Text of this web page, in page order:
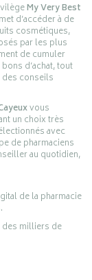
My Very Best
d’accéder à de
cosmétiques,
par les plus
de cumuler
d’achat, tout
des conseils
vous
un choix très
avec
de pharmaciens
au quotidien,
de la pharmacie
des milliers de